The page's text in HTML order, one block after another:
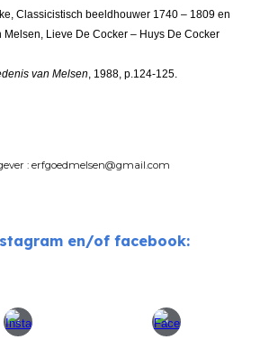
Classicistisch beeldhouwer 1740 – 1809 en
Lieve De Cocker – Huys De Cocker
van Melsen, 1988, p.124-125.
: erfgoedmelsen@gmail.com
en/of facebook: